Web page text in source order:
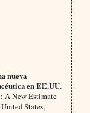
nueva
en EE.UU.
A New Estimate
States,